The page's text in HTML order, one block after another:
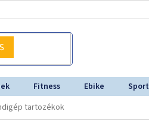
Fitness Ebike Sport
tartozékok